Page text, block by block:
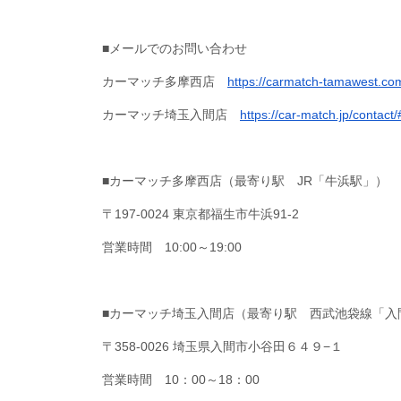
■メールでのお問い合わせ
カーマッチ多摩西店 https://carmatch-
カーマッチ埼玉入間店 https://car-match.jp/contact/
■カーマッチ多摩西店（最寄り駅 JR「牛浜駅」）
〒197-0024 東京都福生市牛浜91-2
営業時間 10:00～19:00
■カーマッチ埼玉入間店（最寄り駅 西武池袋線「入
〒358-0026 埼玉県入間市小谷田６４９−１
営業時間 10：00～18：00